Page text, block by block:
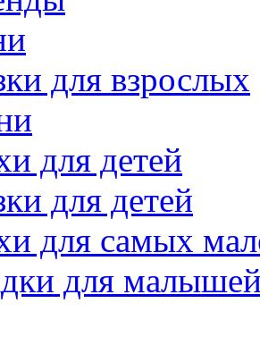
для взрослых
для детей
для детей
для самых
для